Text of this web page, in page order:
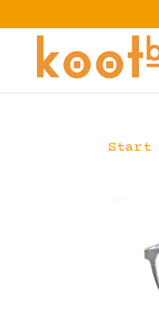
Start